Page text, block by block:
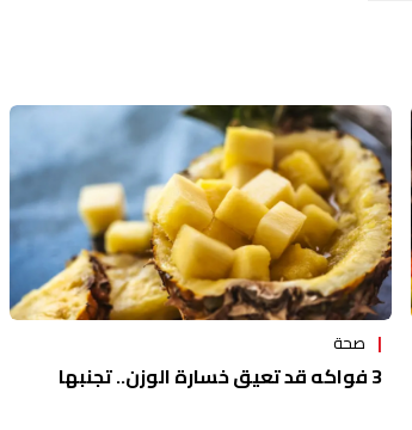
صحة
3 فواكه قد تعيق خسارة الوزن.. تجنبها